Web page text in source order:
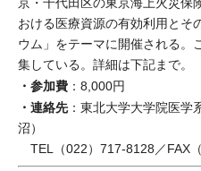
おける医療資源の有効利用とそ
ウム」をテーマに開催される。
集している。詳細は下記まで。
・参加費 ：8,000円
・連絡先：東北大学大学院医
沼）
TEL（022）717-8128／FAX